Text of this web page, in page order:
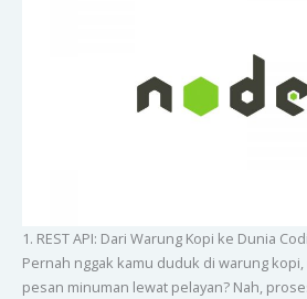
1. REST API: Dari Warung Kopi ke Dunia
Pernah nggak kamu duduk di warung
pesan minuman lewat pelayan? Nah,